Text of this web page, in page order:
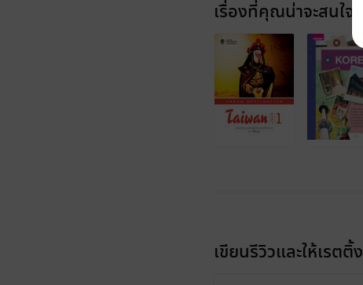
เรื่องที่คุณน่าจะสนใจ
เขียนรีวิวและให้เรตติ้ง